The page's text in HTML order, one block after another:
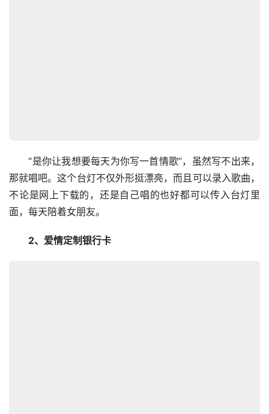
“是你让我想要每天为你写一首情歌”，虽然写不出来，
那就唱吧。这个台灯不仅外形挺漂亮，而且可以录入歌曲，
不论是网上下载的，还是自己唱的也好都可以传入台灯里
面，每天陪着女朋友。
2、爱情定制银行卡